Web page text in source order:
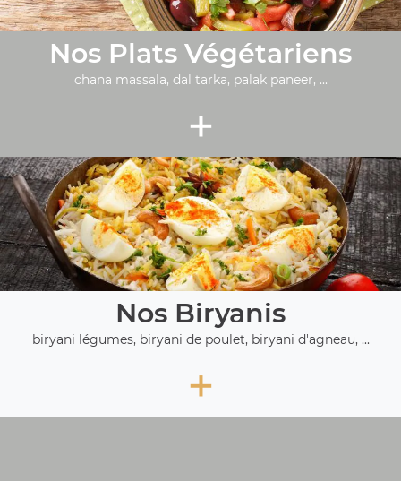
Nos Plats Végétariens
chana massala, dal tarka, palak paneer, ...
+
Nos Biryanis
biryani légumes, biryani de poulet, biryani d'agneau, ...
+